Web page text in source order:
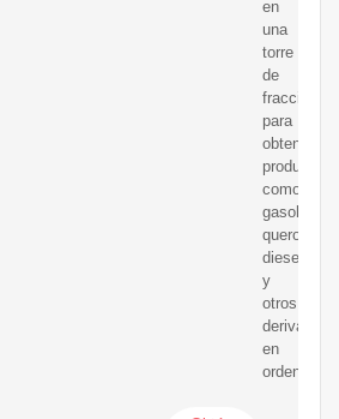
en
una
torre
de
para
obtener
productos
como
gasolina,
queroseno,
diesel
y
otros
derivados
en
orden